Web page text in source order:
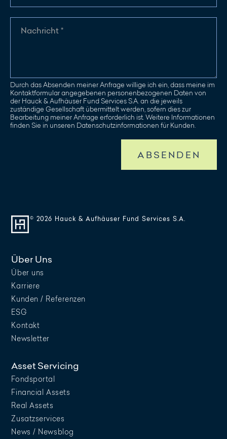
Durch das Absenden meiner Anfrage willige ich ein, dass meine im
Kontaktformular angegebenen personenbezogenen Daten von
der Hauck & Aufhäuser Fund Services S.A. an die jeweils
zuständige Gesellschaft übermittelt werden, sofern dies zur
Bearbeitung meiner Anfrage erforderlich ist. Weitere Informationen
finden Sie in unseren Datenschutzinformationen für Kunden.
ABSENDEN
© 2026 Hauck & Aufhäuser Fund Services S.A.
Über Uns
Über uns
Karriere
Kunden / Referenzen
ESG
Kontakt
Newsletter
Asset Servicing
Fondsportal
Financial Assets
Real Assets
Zusatzservices
News / Newsblog